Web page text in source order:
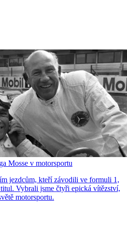
Mosse v motorsportu
jezdcům, kteří závodili ve formuli 1,
Vybrali jsme čtyři epická vítězství,
motorsportu.